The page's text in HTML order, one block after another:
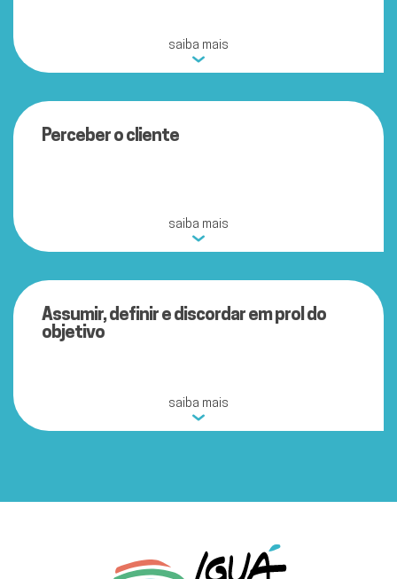
saiba mais
Perceber o cliente
saiba mais
Assumir, definir e discordar em prol do
objetivo
saiba mais